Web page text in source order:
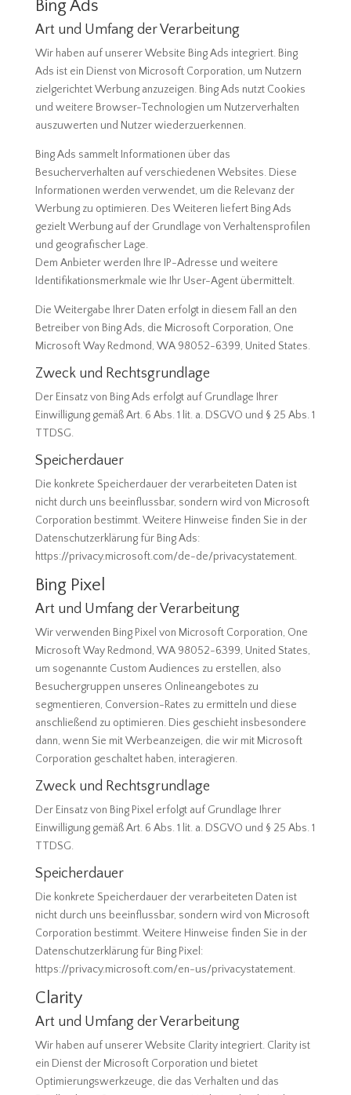
Bing Ads
Art und Umfang der Verarbeitung
Wir haben auf unserer Website Bing Ads integriert. Bing
Ads ist ein Dienst von Microsoft Corporation, um Nutzern
zielgerichtet Werbung anzuzeigen. Bing Ads nutzt Cookies
und weitere Browser-Technologien um Nutzerverhalten
auszuwerten und Nutzer wiederzuerkennen.
Bing Ads sammelt Informationen über das
Besucherverhalten auf verschiedenen Websites. Diese
Informationen werden verwendet, um die Relevanz der
Werbung zu optimieren. Des Weiteren liefert Bing Ads
gezielt Werbung auf der Grundlage von Verhaltensprofilen
und geografischer Lage.
Dem Anbieter werden Ihre IP-Adresse und weitere
Identifikationsmerkmale wie Ihr User-Agent übermittelt.
Die Weitergabe Ihrer Daten erfolgt in diesem Fall an den
Betreiber von Bing Ads, die Microsoft Corporation, One
Microsoft Way Redmond, WA 98052-6399, United States.
Zweck und Rechtsgrundlage
Der Einsatz von Bing Ads erfolgt auf Grundlage Ihrer
Einwilligung gemäß Art. 6 Abs. 1 lit. a. DSGVO und § 25 Abs. 1
TTDSG.
Speicherdauer
Die konkrete Speicherdauer der verarbeiteten Daten ist
nicht durch uns beeinflussbar, sondern wird von Microsoft
Corporation bestimmt. Weitere Hinweise finden Sie in der
Datenschutzerklärung für Bing Ads:
https://privacy.microsoft.com/de-de/privacystatement.
Bing Pixel
Art und Umfang der Verarbeitung
Wir verwenden Bing Pixel von Microsoft Corporation, One
Microsoft Way Redmond, WA 98052-6399, United States,
um sogenannte Custom Audiences zu erstellen, also
Besuchergruppen unseres Onlineangebotes zu
segmentieren, Conversion-Rates zu ermitteln und diese
anschließend zu optimieren. Dies geschieht insbesondere
dann, wenn Sie mit Werbeanzeigen, die wir mit Microsoft
Corporation geschaltet haben, interagieren.
Zweck und Rechtsgrundlage
Der Einsatz von Bing Pixel erfolgt auf Grundlage Ihrer
Einwilligung gemäß Art. 6 Abs. 1 lit. a. DSGVO und § 25 Abs. 1
TTDSG.
Speicherdauer
Die konkrete Speicherdauer der verarbeiteten Daten ist
nicht durch uns beeinflussbar, sondern wird von Microsoft
Corporation bestimmt. Weitere Hinweise finden Sie in der
Datenschutzerklärung für Bing Pixel:
https://privacy.microsoft.com/en-us/privacystatement.
Clarity
Art und Umfang der Verarbeitung
Wir haben auf unserer Website Clarity integriert. Clarity ist
ein Dienst der Microsoft Corporation und bietet
Optimierungswerkzeuge, die das Verhalten und das